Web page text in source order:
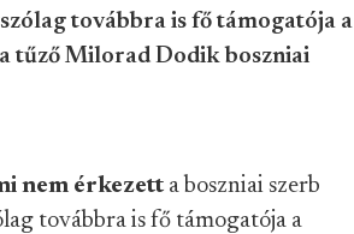
továbbra is fő támogatója a
tűző Milorad Dodik boszniai
nem érkezett a boszniai szerb
továbbra is fő támogatója a